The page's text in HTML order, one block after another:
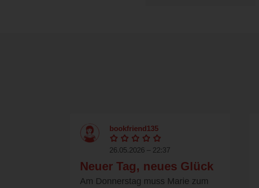
bookfriend135
26.05.2026 – 22:37
Neuer Tag, neues Glück
Am Donnerstag muss Marie zum